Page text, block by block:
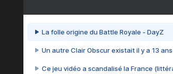
La folle origine du Battle Royale - DayZ
Un autre Clair Obscur existait il y a 13
Ce jeu vidéo a scandalisé la France